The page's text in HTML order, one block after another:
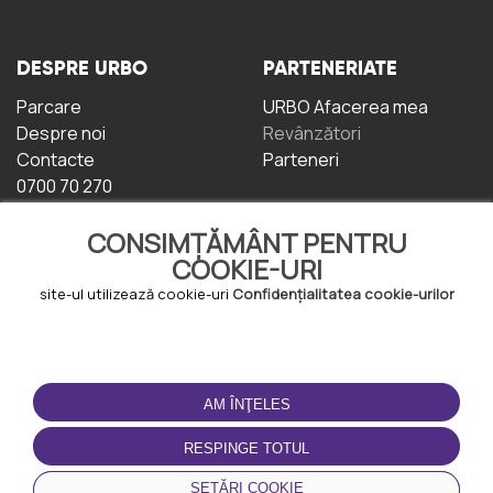
CONSIMȚĂMÂNT PENTRU
COOKIE-URI
site-ul utilizează cookie-uri Confidențialitatea cookie-urilor
AM ÎNŢELES
RESPINGE TOTUL
SETĂRI COOKIE
DESPRE URBO
Parcare
Despre noi
Contacte
0700 70 270
PARTENERIATE
URBO Afacerea mea
Revânzători
Parteneri
TERMENI DE UTILIZARE
Termeni și condiții
Politica de
Confidențialitate
Politica de cookie-uri
DESCĂRCAȚI
APLICAȚIA